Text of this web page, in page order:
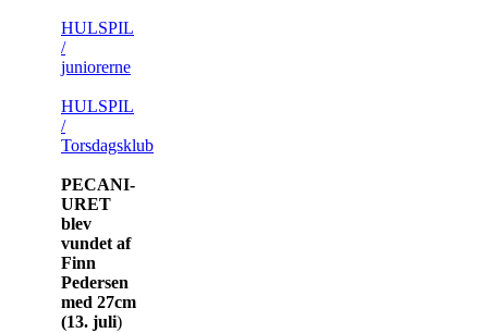
HULSPIL
/
juniorerne
HULSPIL
/
Torsdagsklubben
PECANI-
URET
blev
vundet af
Finn
Pedersen
med 27cm
(13. juli)